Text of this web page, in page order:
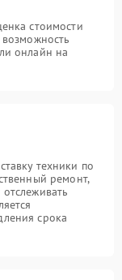
стоимости
онлайн на
техники по
ремонт,
срока